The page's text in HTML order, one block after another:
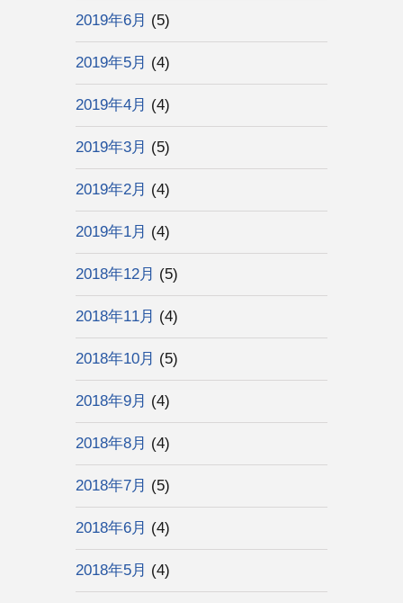
2019年6月 (5)
2019年5月 (4)
2019年4月 (4)
2019年3月 (5)
2019年2月 (4)
2019年1月 (4)
2018年12月 (5)
2018年11月 (4)
2018年10月 (5)
2018年9月 (4)
2018年8月 (4)
2018年7月 (5)
2018年6月 (4)
2018年5月 (4)